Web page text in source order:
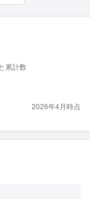
累計数
2026年4月時点